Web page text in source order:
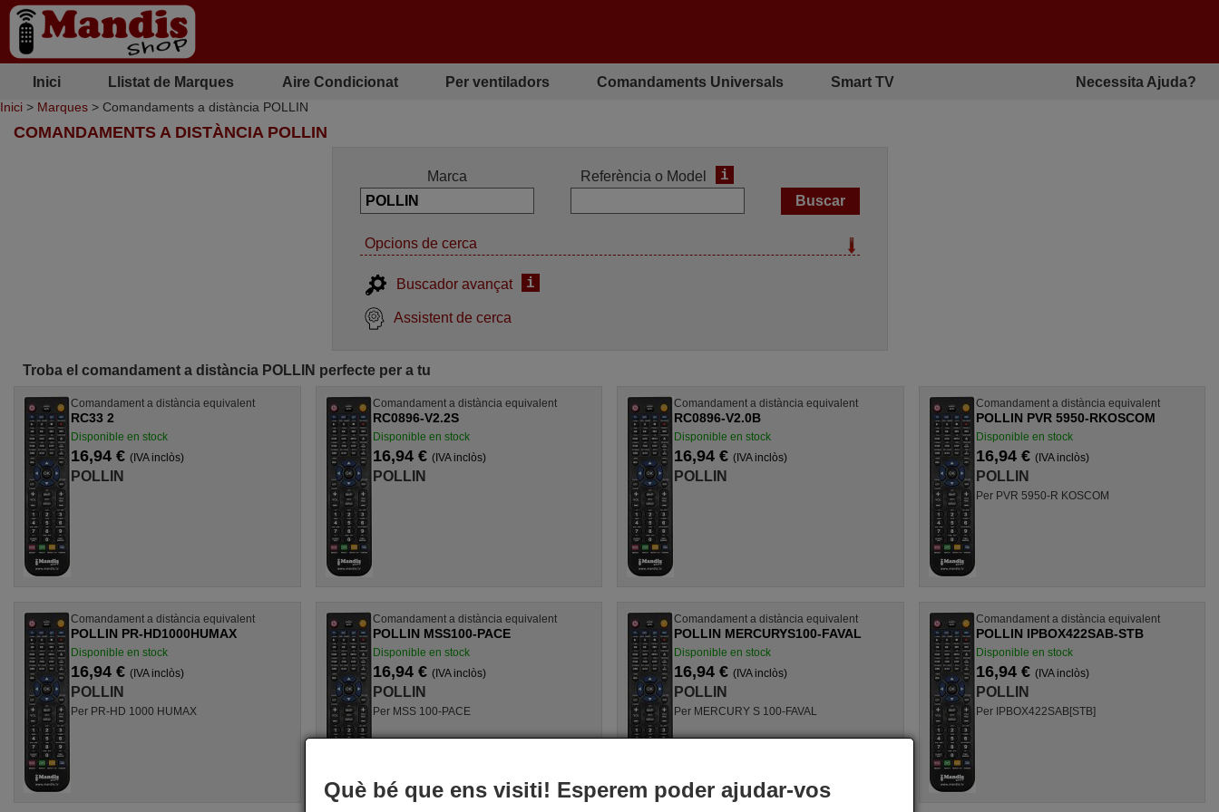
Inici Llistat de Marques Aire Condicionat Per ventiladors Comandaments Universals Smart TV Necessita Ajuda?
Inici > Marques > Comandaments a distància POLLIN
COMANDAMENTS A DISTÀNCIA POLLIN
Marca Referència o Model i
Opcions de cerca
Buscador avançat i
Assistent de cerca
Troba el comandament a distància POLLIN perfecte per a tu
Comandament a distància equivalent
RC33 2
Disponible en stock
16,94 € (IVA inclòs)
POLLIN
Comandament a distància equivalent
RC0896-V2.2S
Disponible en stock
16,94 € (IVA inclòs)
POLLIN
Comandament a distància equivalent
RC0896-V2.0B
Disponible en stock
16,94 € (IVA inclòs)
POLLIN
Comandament a distància equivalent
POLLIN PVR 5950-RKOSCOM
Disponible en stock
16,94 € (IVA inclòs)
POLLIN
Per PVR 5950-R KOSCOM
Comandament a distància equivalent
POLLIN PR-HD1000HUMAX
Disponible en stock
16,94 € (IVA inclòs)
POLLIN
Per PR-HD 1000 HUMAX
Comandament a distància equivalent
POLLIN MSS100-PACE
Disponible en stock
16,94 € (IVA inclòs)
POLLIN
Per MSS 100-PACE
Comandament a distància equivalent
POLLIN MERCURYS100-FAVAL
Disponible en stock
16,94 € (IVA inclòs)
POLLIN
Per MERCURY S 100-FAVAL
Comandament a distància equivalent
POLLIN IPBOX422SAB-STB
Disponible en stock
16,94 € (IVA inclòs)
POLLIN
Per IPBOX422SAB[STB]
Què bé que ens visiti! Esperem poder ajudar-vos